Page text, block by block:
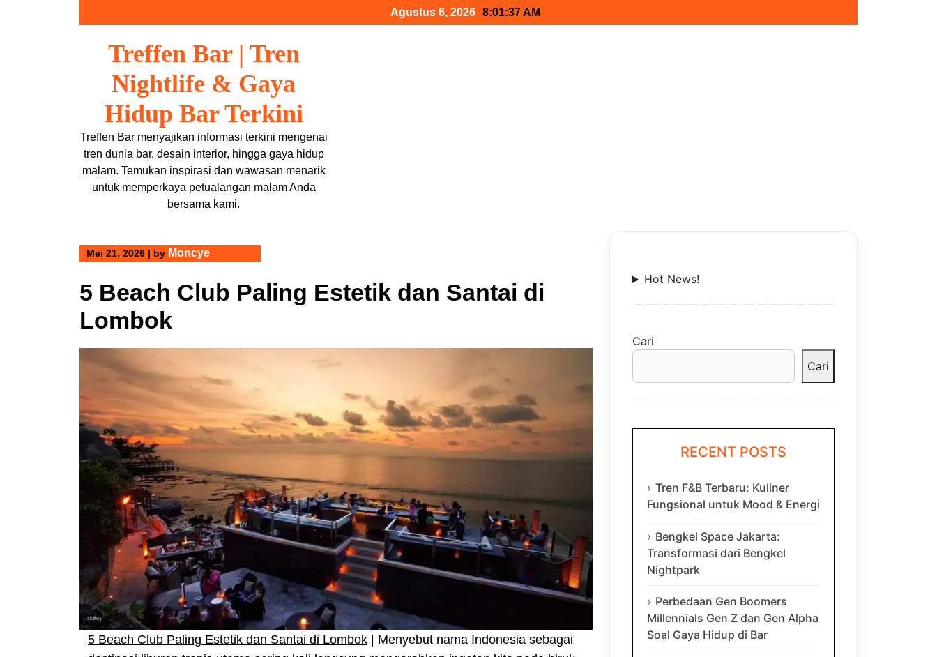
Agustus 6, 2026 8:01:39 AM
Treffen Bar | Tren
Nightlife & Gaya
Hidup Bar Terkini
Treffen Bar menyajikan informasi terkini mengenai
tren dunia bar, desain interior, hingga gaya hidup
malam. Temukan inspirasi dan wawasan menarik
untuk memperkaya petualangan malam Anda
bersama kami.
Mei 21, 2026 | by Moncye
5 Beach Club Paling Estetik dan Santai di
Lombok
5 Beach Club Paling Estetik dan Santai di Lombok | Menyebut nama Indonesia sebagai
Hot News!
Cari
Cari
RECENT POSTS
Tren F&B Terbaru: Kuliner
Fungsional untuk Mood & Energi
Bengkel Space Jakarta:
Transformasi dari Bengkel
Nightpark
Perbedaan Gen Boomers
Millennials Gen Z dan Gen Alpha
Soal Gaya Hidup di Bar